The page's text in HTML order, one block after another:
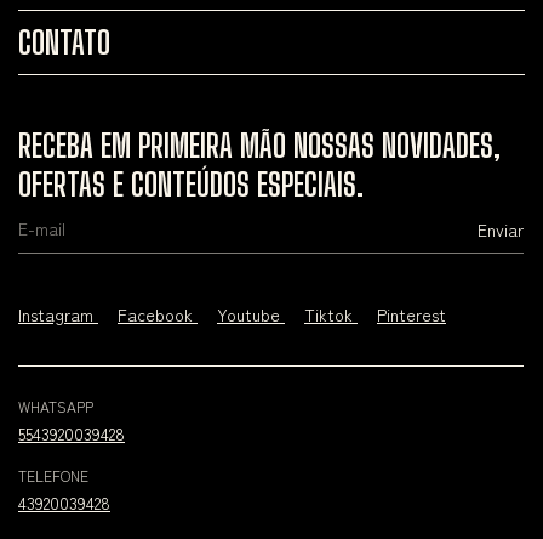
CONTATO
RECEBA EM PRIMEIRA MÃO NOSSAS NOVIDADES,
OFERTAS E CONTEÚDOS ESPECIAIS.
Instagram Facebook Youtube Tiktok Pinterest
WHATSAPP
5543920039428
TELEFONE
43920039428